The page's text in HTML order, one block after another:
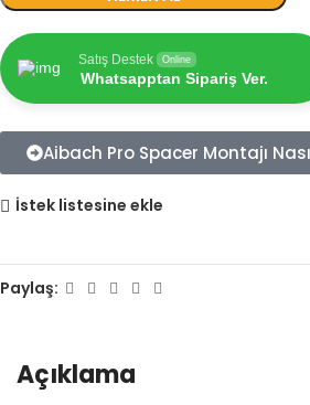
Satış Destek Online
Whatsapptan Sipariş Ver.
Aibach Pro Spacer Montajı
İstek listesine ekle
Paylaş:
Açıklama